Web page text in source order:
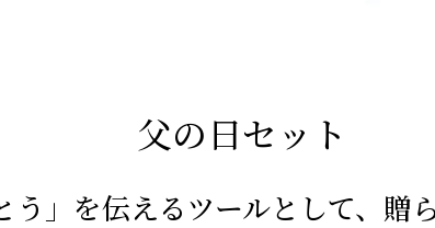
父の日セット
う」を伝えるツールとして、